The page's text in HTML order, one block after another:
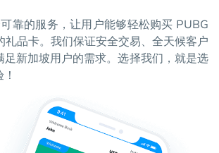
靠的服务，让用户能够轻松购买 PUBG
品卡。我们保证安全交易、全天候客户
足新加坡用户的需求。选择我们，就是选